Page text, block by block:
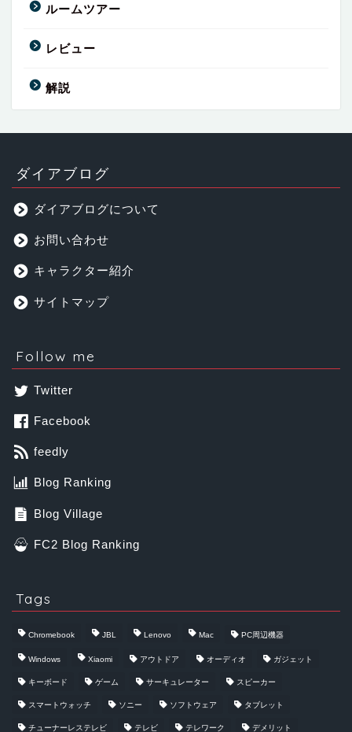
ルームツアー
レビュー
解説
ダイアブログ
ダイアブログについて
お問い合わせ
キャラクター紹介
サイトマップ
Follow me
Twitter
Facebook
feedly
Blog Ranking
Blog Village
FC2 Blog Ranking
Tags
Chromebook JBL Lenovo Mac PC周辺機器
Windows Xiaomi アウトドア オーディオ ガジェット
キーボード ゲーム サーキュレーター スピーカー
スマートウォッチ ソニー ソフトウェア タブレット
チューナーレステレビ テレビ テレワーク デメリット